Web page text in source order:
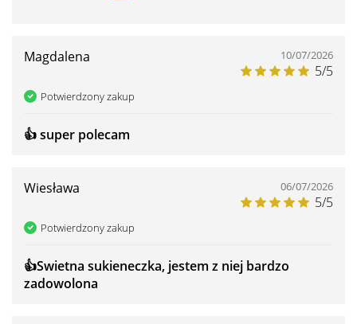
Magdalena 10/07/2026
5/5
Potwierdzony zakup
👍️ super polecam
Wiesława 06/07/2026
5/5
Potwierdzony zakup
👍️Swietna sukieneczka, jestem z niej bardzo
zadowolona